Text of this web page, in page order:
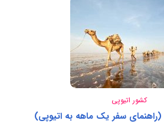
کشور اتیوپی